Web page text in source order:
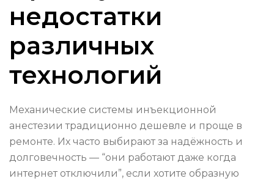
недостатки
различных
технологий
Механические системы инъекционной
анестезии традиционно дешевле и проще в
ремонте. Их часто выбирают за надёжность и
долговечность — “они работают даже когда
интернет отключили”, если хотите образную